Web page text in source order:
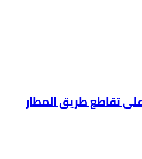
تقاطع طريق المطار